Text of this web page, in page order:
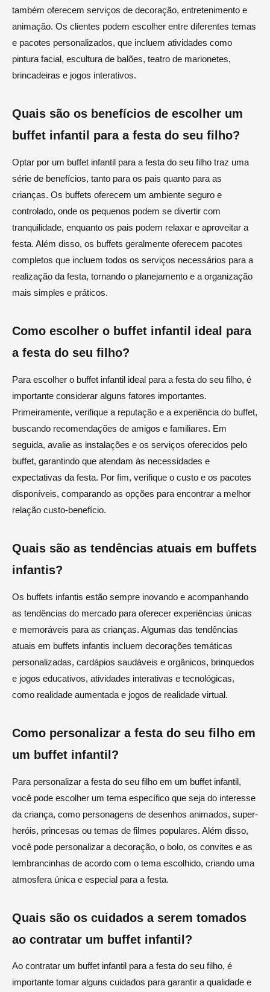
também oferecem serviços de decoração, entretenimento e
animação. Os clientes podem escolher entre diferentes temas
e pacotes personalizados, que incluem atividades como
pintura facial, escultura de balões, teatro de marionetes,
brincadeiras e jogos interativos.
Quais são os benefícios de escolher um
buffet infantil para a festa do seu filho?
Optar por um buffet infantil para a festa do seu filho traz uma
série de benefícios, tanto para os pais quanto para as
crianças. Os buffets oferecem um ambiente seguro e
controlado, onde os pequenos podem se divertir com
tranquilidade, enquanto os pais podem relaxar e aproveitar a
festa. Além disso, os buffets geralmente oferecem pacotes
completos que incluem todos os serviços necessários para a
realização da festa, tornando o planejamento e a organização
mais simples e práticos.
Como escolher o buffet infantil ideal para
a festa do seu filho?
Para escolher o buffet infantil ideal para a festa do seu filho, é
importante considerar alguns fatores importantes.
Primeiramente, verifique a reputação e a experiência do buffet,
buscando recomendações de amigos e familiares. Em
seguida, avalie as instalações e os serviços oferecidos pelo
buffet, garantindo que atendam às necessidades e
expectativas da festa. Por fim, verifique o custo e os pacotes
disponíveis, comparando as opções para encontrar a melhor
relação custo-benefício.
Quais são as tendências atuais em buffets
infantis?
Os buffets infantis estão sempre inovando e acompanhando
as tendências do mercado para oferecer experiências únicas
e memoráveis para as crianças. Algumas das tendências
atuais em buffets infantis incluem decorações temáticas
personalizadas, cardápios saudáveis e orgânicos, brinquedos
e jogos educativos, atividades interativas e tecnológicas,
como realidade aumentada e jogos de realidade virtual.
Como personalizar a festa do seu filho em
um buffet infantil?
Para personalizar a festa do seu filho em um buffet infantil,
você pode escolher um tema específico que seja do interesse
da criança, como personagens de desenhos animados, super-
heróis, princesas ou temas de filmes populares. Além disso,
você pode personalizar a decoração, o bolo, os convites e as
lembrancinhas de acordo com o tema escolhido, criando uma
atmosfera única e especial para a festa.
Quais são os cuidados a serem tomados
ao contratar um buffet infantil?
Ao contratar um buffet infantil para a festa do seu filho, é
importante tomar alguns cuidados para garantir a qualidade e